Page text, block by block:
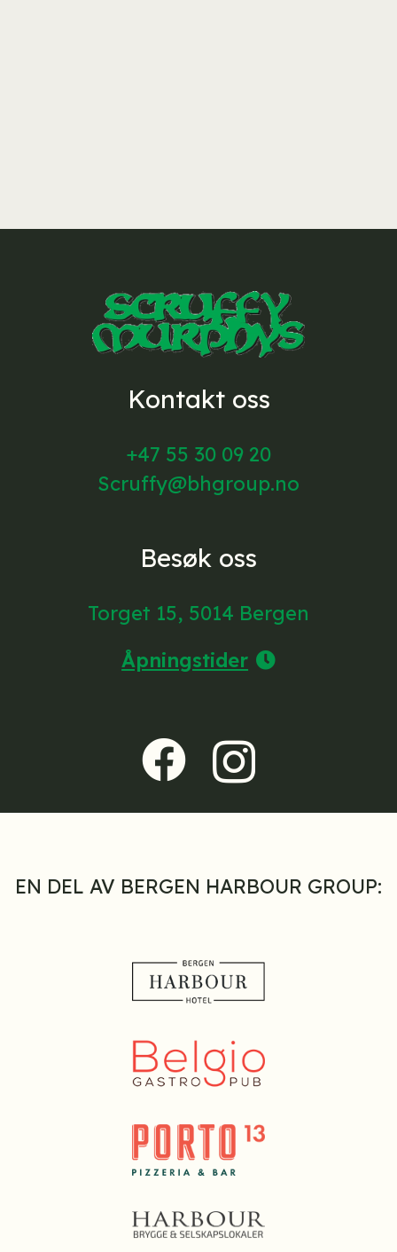
Kontakt oss
+47 55 30 09 20
Scruffy@bhgroup.no
Besøk oss
Torget 15, 5014 Bergen
Åpningstider
EN DEL AV BERGEN HARBOUR GROUP: